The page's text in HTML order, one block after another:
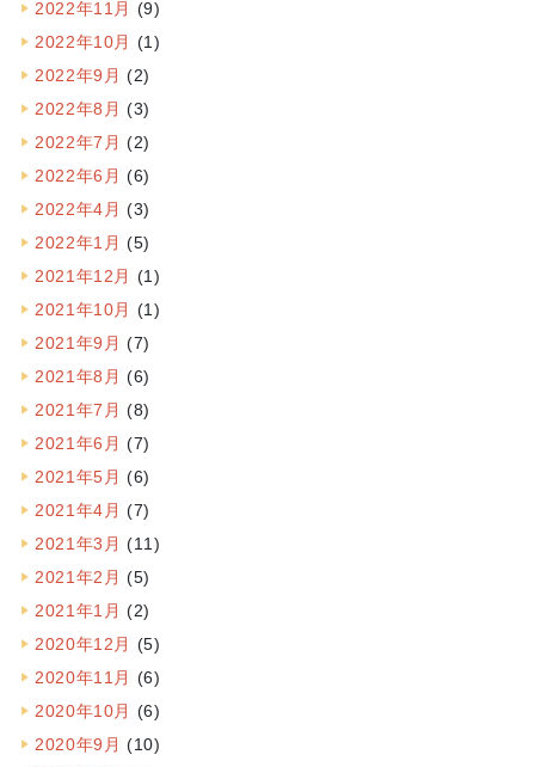
2022年11月 (9)
2022年10月 (1)
2022年9月 (2)
2022年8月 (3)
2022年7月 (2)
2022年6月 (6)
2022年4月 (3)
2022年1月 (5)
2021年12月 (1)
2021年10月 (1)
2021年9月 (7)
2021年8月 (6)
2021年7月 (8)
2021年6月 (7)
2021年5月 (6)
2021年4月 (7)
2021年3月 (11)
2021年2月 (5)
2021年1月 (2)
2020年12月 (5)
2020年11月 (6)
2020年10月 (6)
2020年9月 (10)